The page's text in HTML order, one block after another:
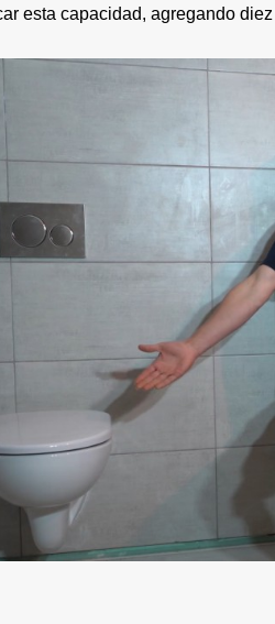
esta capacidad, agregando